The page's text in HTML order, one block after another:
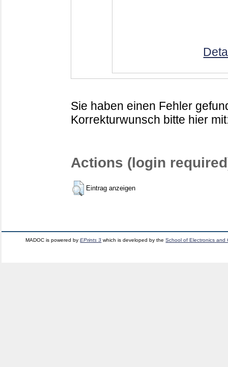
Sie haben einen Fehler
Korrekturwunsch bitte hier
Actions (login
Eintrag anzeigen
MADOC is powered byEPrints 3 which is developed by theSchool of Electronics and